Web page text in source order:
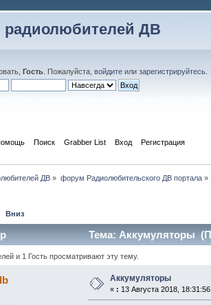
ДВ
Гость . Пожалуйста, войдите или зарегистрируйтесь
Поиск Grabber List Вход Регистрация
ДВ » форум Радиолюбительского ДВ портала»
Вниз
Тема: Аккумуляторы
и 1 Гость просматривают эту тему.
Аккумуляторы
« : 13 Августа 2018,